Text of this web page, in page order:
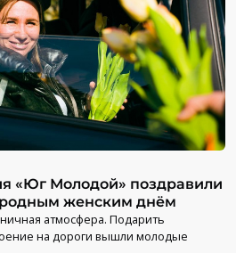
«Юг Молодой» поздравили
женским днём
атмосфера. Подарить
на дороги вышли молодые